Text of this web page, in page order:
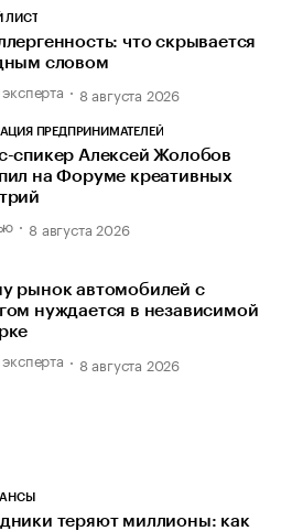
ЛИСТ
что скрывается
словом
8 августа 2026
ПРЕДПРИНИМАТЕЛЕЙ
спикер Алексей Жолобов
на Форуме креативных
8 августа 2026
рынок автомобилей с
нуждается в независимой
8 августа 2026
теряют миллионы: как